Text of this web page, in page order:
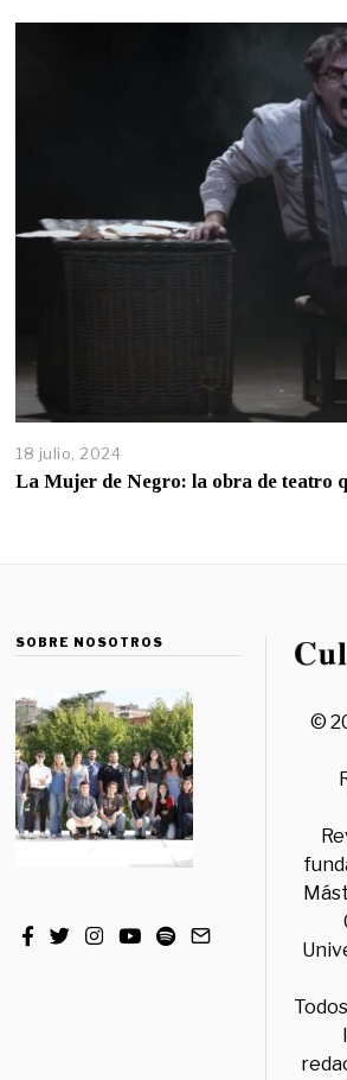
18 julio, 2024
La Mujer de Negro: la obra de teatro
SOBRE NOSOTROS
©